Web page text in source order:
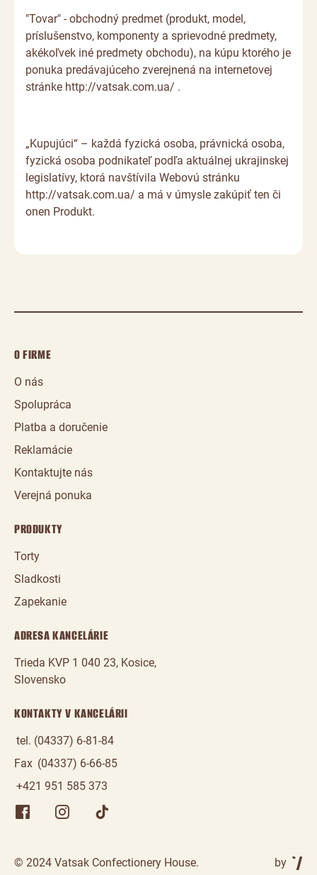
"Tovar" - obchodný predmet (produkt, model,
príslušenstvo, komponenty a sprievodné predmety,
akékoľvek iné predmety obchodu), na kúpu ktorého je
ponuka predávajúceho zverejnená na internetovej
stránke http://vatsak.com.ua/ .
„Kupujúci“ – každá fyzická osoba, právnická osoba,
fyzická osoba podnikateľ podľa aktuálnej ukrajinskej
legislatívy, ktorá navštívila Webovú stránku
http://vatsak.com.ua/ a má v úmysle zakúpiť ten či
onen Produkt.
O FIRME
O nás
Spolupráca
Platba a doručenie
Reklamácie
Kontaktujte nás
Verejná ponuka
PRODUKTY
Torty
Sladkosti
Zapekanie
ADRESA KANCELÁRIE
Trieda KVP 1 040 23, Kosice,
Slovensko
KONTAKTY V KANCELÁRII
tel. (04337) 6-81-84
Fax (04337) 6-66-85
+421 951 585 373
© 2024 Vatsak Confectionery House. by